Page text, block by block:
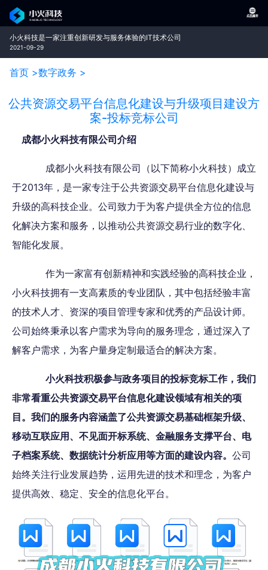
小火科技是一家注重创新研发与服务体验的IT技术公司
2021-09-29
首页 >数字政务 >
公共资源交易平台信息化建设与升级项目建设方
案-投标竞标公司
成都小火科技有限公司介绍
成都小火科技有限公司（以下简称小火科技）成立
于2013年，是一家专注于公共资源交易平台信息化建设与
升级的高科技企业。公司致力于为客户提供全方位的信息
化解决方案和服务，以推动公共资源交易行业的数字化、
智能化发展。
作为一家富有创新精神和实践经验的高科技企业，
小火科技拥有一支高素质的专业团队，其中包括经验丰富
的技术人才、资深的项目管理专家和优秀的产品设计师。
公司始终秉承以客户需求为导向的服务理念，通过深入了
解客户需求，为客户量身定制最适合的解决方案。
小火科技积极参与政务项目的投标竞标工作，我们
非常看重公共资源交易平台信息化建设领域有相关的项
目。我们的服务内容涵盖了公共资源交易基础框架升级、
移动互联应用、不见面开标系统、金融服务支撑平台、电
子档案系统、数据统计分析应用等方面的建设内容。 公司
始终关注行业发展趋势，运用先进的技术和理念，为客户
提供高效、稳定、安全的信息化平台。